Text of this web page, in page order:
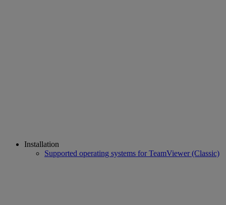
Installation
Supported operating systems for TeamViewer (Classic)